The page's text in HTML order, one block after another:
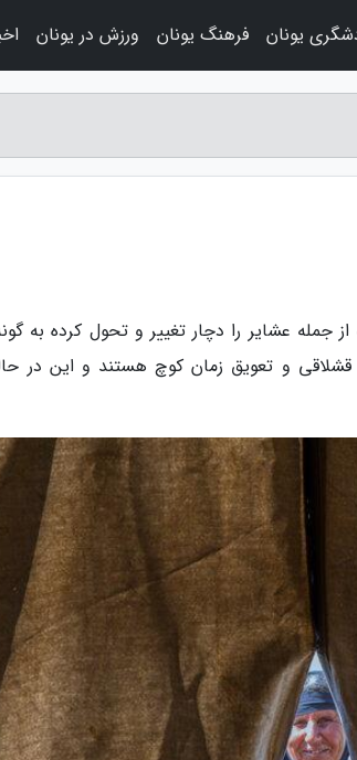
جمله عشایر را دچار تغییر و تحول کرده به
قشلاقی و تعویق زمان کوچ هستند و این در
یونان فرهنگ یونان ورزش در یونان